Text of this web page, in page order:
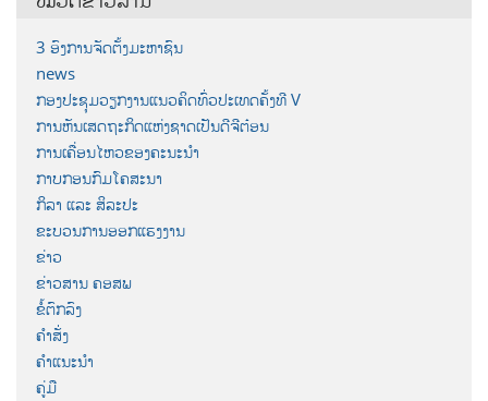
3 ອົງການຈັດຕັ້ງມະຫາຊົນ
news
ກອງປະຊຸມວຽກງານແນວຄິດທົ່ວປະເທດຄັ້ງທີ V
ການຫັນເສດຖະກິດແຫ່ງຊາດເປັນດີຈີຕ໋ອນ
ການເຄື່ອນໄຫວຂອງຄະນະນຳ
ກາບກອນກົມໂຄສະນາ
ກິລາ ແລະ ສິລະປະ
ຂະບວນການອອກແຮງງານ
ຂ່າວ
ຂ່າວສານ ຄອສພ
ຂໍ້ຕົກລົງ
ຄຳສັ່ງ
ຄຳແນະນຳ
ຄູ່ມື